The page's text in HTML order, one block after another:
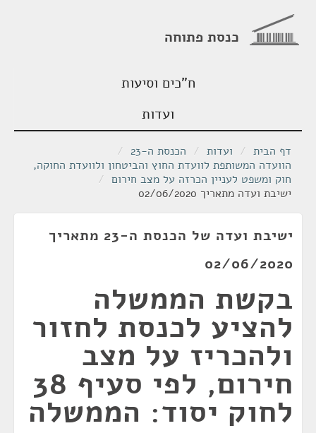
כנסת פתוחה
ח"כים וסיעות
ועדות
דף הבית / ועדות / הכנסת ה-23
/
הוועדה המשותפת לוועדת החוץ והביטחון ולוועדת החוקה,
חוק ומשפט לעניין הכרזה על מצב חירום /
ישיבת ועדה מתאריך 02/06/2020
ישיבת ועדה של הכנסת ה-23 מתאריך
02/06/2020
בקשת הממשלה
להציע לכנסת לחזור
ולהכריז על מצב
חירום, לפי סעיף 38
לחוק יסוד: הממשלה